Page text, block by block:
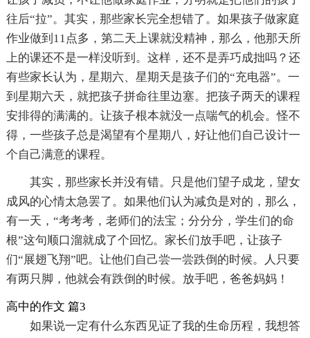
往后“拉”。其实，那些家长完全想错了。如果孩子做家庭
作业做到11点多，第二天上课就没精神，那么，他那天所
上的课还不是一样没听到。这样，还不是弄巧成拙吗？还
有些家长认为，星期六、星期天是孩子们的“充电器”。一
到星期六天，就把孩子拼命往里边塞。把孩子两天的课程
安排得的满满的。让孩子根本就没一点喘气的机会。怪不
得，一些孩子总是渴望有个星期八，好让他们自己设计一
个自己满意的课程。
其实，那些家长并没有错。只是他们望子成龙，望女
成风的心情太急罢了。如果他们认为减负是对的，那么，
有一天，“考考考，老师们的法宝；分分分，学生们的命
根”这句顺口溜就成了个回忆。家长们放手吧，让孩子
们“展翅飞翔”吧。让他们自己尝一尝跌倒的时候。人只要
有两只脚，他就会有跌倒的时候。放手吧，爸爸妈妈！
高中的作文 篇3
如果说一定有什么东西见证了我的生命历程，我想答